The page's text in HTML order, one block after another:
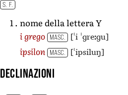
S. F.
nome della lettera Y
i grego
MASC. [ˈi ˈɡreːɡu]
ipsilon MASC. [ˈipsiluŋ]
Declinazioni